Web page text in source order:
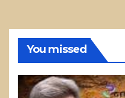
You missed